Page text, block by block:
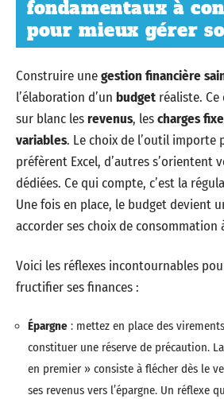
fondamentaux à
pour mieux gérer
Construire unegestion financière
l’élaboration d’un budget réaliste.
sur blanc lesrevenus, lescharges
variables. Le choix de l’outil importe
préfèrent Excel, d’autres s’orientent
dédiées. Ce qui compte, c’est la
Une fois en place, le budget devient
accorder ses choix de consommation
Voici les réflexes incontournables
fructifier ses finances :
Épargne : mettez en place des
constituer une réserve de précaution.
en premier » consiste à flécher dès le
ses revenus vers l’épargne. Un réflexe